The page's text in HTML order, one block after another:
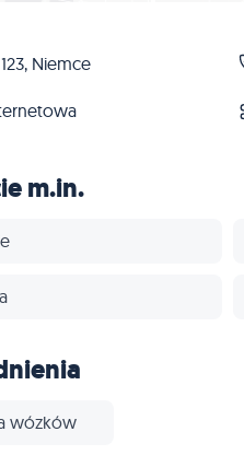
Niemce
m.in.
wózków